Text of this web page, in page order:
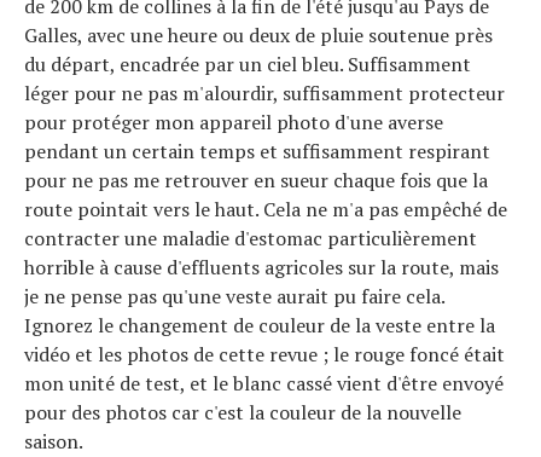
de 200 km de collines à la fin de l'été jusqu'au Pays de
Galles, avec une heure ou deux de pluie soutenue près
du départ, encadrée par un ciel bleu. Suffisamment
léger pour ne pas m'alourdir, suffisamment protecteur
pour protéger mon appareil photo d'une averse
pendant un certain temps et suffisamment respirant
pour ne pas me retrouver en sueur chaque fois que la
route pointait vers le haut. Cela ne m'a pas empêché de
contracter une maladie d'estomac particulièrement
horrible à cause d'effluents agricoles sur la route, mais
je ne pense pas qu'une veste aurait pu faire cela.
Ignorez le changement de couleur de la veste entre la
vidéo et les photos de cette revue ; le rouge foncé était
mon unité de test, et le blanc cassé vient d'être envoyé
pour des photos car c'est la couleur de la nouvelle
saison.